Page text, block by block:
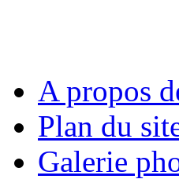
A propos
Plan du
Galerie